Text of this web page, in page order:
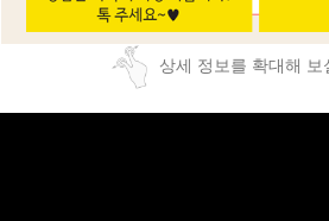
상세 정보를 확대해 보